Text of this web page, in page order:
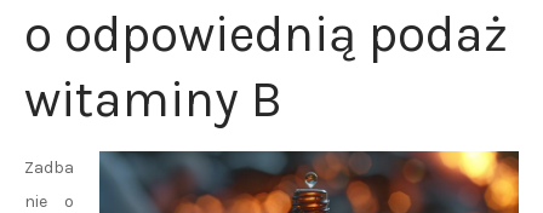
o odpowiednią podaż
witaminy B
Zadba
nie o